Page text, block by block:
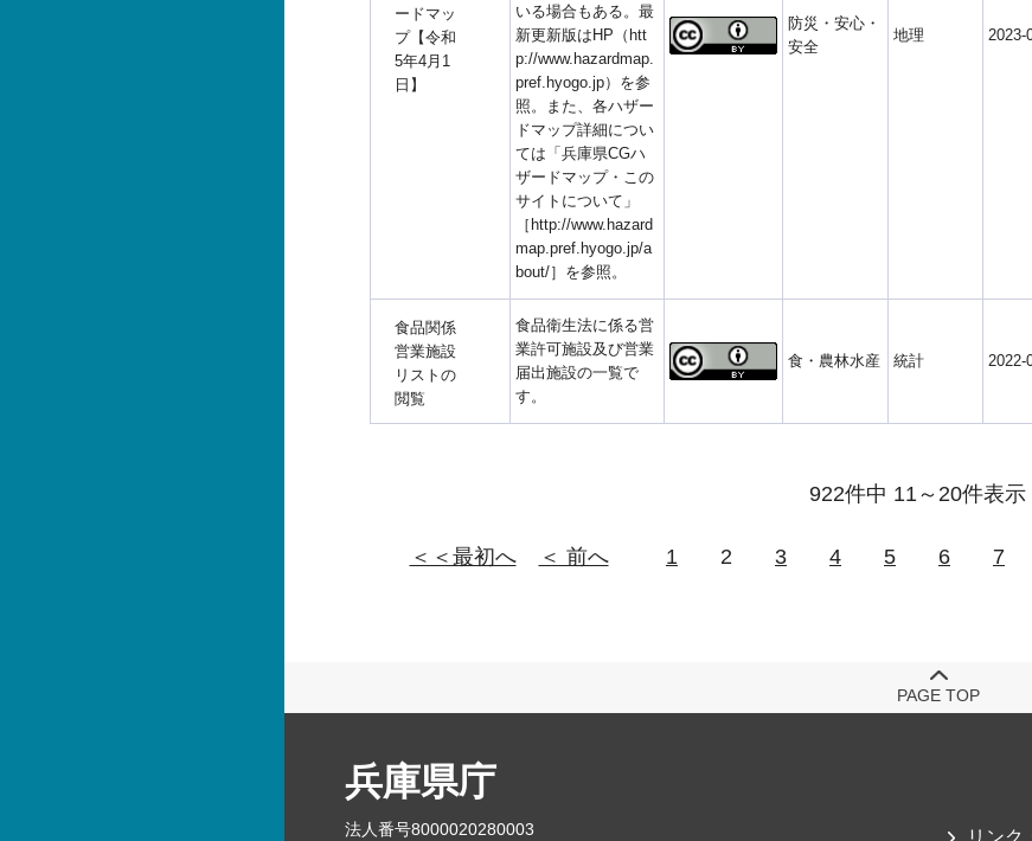
ードマッ
プ【令和
5年4月1
日】
いる場合もある。最
新更新版はHP（htt
p://www.hazardmap.
pref.hyogo.jp）を参
照。また、各ハザー
ドマップ詳細につい
ては「兵庫県CGハ
ザードマップ・この
サイトについて」
［http://www.hazard
map.pref.hyogo.jp/a
bout/］を参照。
防災・安心・
安全
地理 2023-
食品関係
営業施設
リストの
閲覧
食品衛生法に係る営
業許可施設及び営業
届出施設の一覧で
す。
食・農林水産 統計 2022-
922件中 11～20件表示
＜＜最初へ ＜ 前へ 1 2 3 4 5 6 7
PAGE TOP
兵庫県庁
法人番号8000020280003